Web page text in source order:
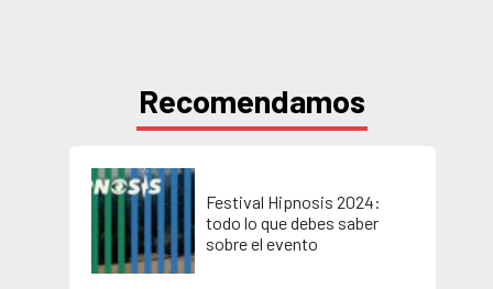
Recomendamos
Festival Hipnosis 2024:
todo lo que debes saber
sobre el evento